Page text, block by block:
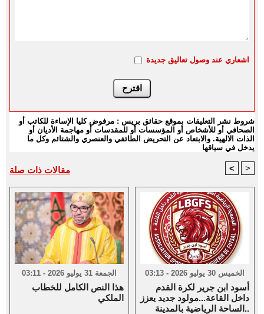
اشعاري عند وصول تعاليق جديدة
شروط نشر التعليقات بموقع حقائق بريس : مرفوض كليا الإساءة للكاتب أو
الصحافي أو للأشخاص أو المؤسسات أو للمقدسات أو مهاجمة الأديان أو
الذات الالهية. والابتعاد عن التحريض الطائفي والعنصري والشتائم وكل ما
يدخل في سياقها
مقالات ذات صلة < >
الجمعة 31 يوليو 2026 - 03:11
هذا النص الكامل للخطاب
الملكي
الخميس 30 يوليو 2026 - 03:13
أسود ابن جرير لكرة القدم
داخل القاعة...مولود جديد يعزز
الساحة الرياضية بالمدينة..